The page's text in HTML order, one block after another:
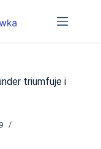
triumfuje i